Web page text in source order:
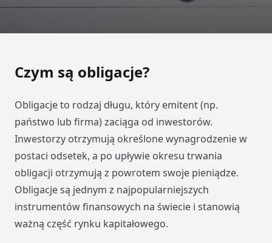
Czym są obligacje?
Obligacje to rodzaj długu, który emitent (np.
państwo lub firma) zaciąga od inwestorów.
Inwestorzy otrzymują określone wynagrodzenie w
postaci odsetek, a po upływie okresu trwania
obligacji otrzymują z powrotem swoje pieniądze.
Obligacje są jednym z najpopularniejszych
instrumentów finansowych na świecie i stanowią
ważną część rynku kapitałowego.